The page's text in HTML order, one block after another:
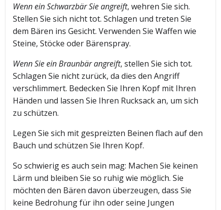
Wenn ein Schwarzbär Sie angreift, wehren Sie sich.
Stellen Sie sich nicht tot. Schlagen und treten Sie
dem Bären ins Gesicht. Verwenden Sie Waffen wie
Steine, Stöcke oder Bärenspray.
Wenn Sie ein Braunbär angreift, stellen Sie sich tot.
Schlagen Sie nicht zurück, da dies den Angriff
verschlimmert. Bedecken Sie Ihren Kopf mit Ihren
Händen und lassen Sie Ihren Rucksack an, um sich
zu schützen.
Legen Sie sich mit gespreizten Beinen flach auf den
Bauch und schützen Sie Ihren Kopf.
So schwierig es auch sein mag: Machen Sie keinen
Lärm und bleiben Sie so ruhig wie möglich. Sie
möchten den Bären davon überzeugen, dass Sie
keine Bedrohung für ihn oder seine Jungen